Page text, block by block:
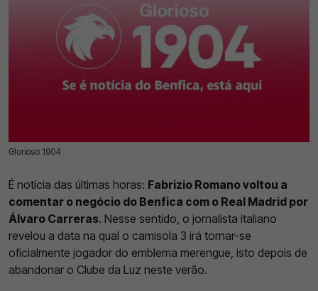
Glorioso 1904
14 Jul 2025 | 08:02 |
É notícia das últimas horas: Fabrizio Romano voltou a
comentar o negócio do Benfica com o Real Madrid por
Álvaro Carreras. Nesse sentido, o jornalista italiano
revelou a data na qual o camisola 3 irá tornar-se
oficialmente jogador do emblema merengue, isto depois de
abandonar o Clube da Luz neste verão.